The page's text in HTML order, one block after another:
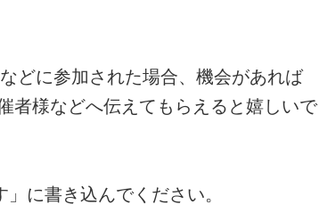
どに参加された場合、機会があれば
者様などへ伝えてもらえると嬉しいで
に書き込んでください。